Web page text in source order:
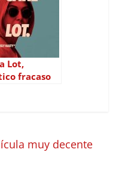
Lot,
fracaso
muy decente